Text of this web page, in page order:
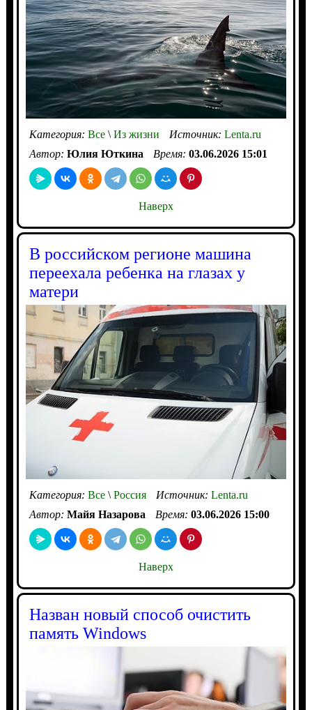
Категория: Все\Из жизни Источник: Lenta.ru
Автор: Юлия Юткина Время: 03.06.2026 15:01
Наверх
В российском регионе машина
переехала ребенка на глазах у
матери
Категория: Все\Россия Источник: Lenta.ru
Автор: Майя Назарова Время: 03.06.2026 15:00
Наверх
Назван новый способ очистить
память Windows